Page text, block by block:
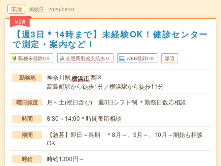
未読
NEW
掲載日 2026/08/04
【週3日＊14時まで】未経験OK！健診センター
で測定・案内など！
職種未経験OK 交通費別途支給あり WEB登録OK 派遣
勤務地 神奈川県横浜市西区
高島町駅から徒歩1分／横浜駅から徒歩11分
曜日頻度 月～土(祝日含む) 週3日シフト制 ＊勤務日数応相談
時間 8:30～14:00＊時間帯応相談
期間
【急募】即日～長期 ＊8月～、9月～、10月～開始も相談
OK
時給 時給1300円～